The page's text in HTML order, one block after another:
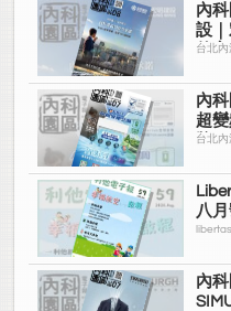
內
設
的
台北內
內
超
牌
台北內
八
libertas
內科